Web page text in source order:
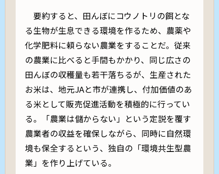
要約すると、田んぼにコウノトリの餌とな
る生物が生息できる環境を作るため、農薬や
化学肥料に頼らない農業をすることだ。従来
の農業に比べると手間もかかり、同じ広さの
田んぼの収穫量も若干落ちるが、生産された
お米は、地元JAと市が連携し、付加価値のあ
る米として販売促進活動を積極的に行ってい
る。「農業は儲からない」という定説を覆す
農業者の収益を確保しながら、同時に自然環
境も保全するという、独自の「環境共生型農
業」を作り上げている。